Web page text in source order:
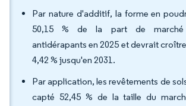
Par nature d'additif, la forme en
50,15 % de la part de
antidérapants en 2025 et devrait
4,42 % jusqu'en 2031.
Par application, les revêtements de
capté 52,45 % de la taille du